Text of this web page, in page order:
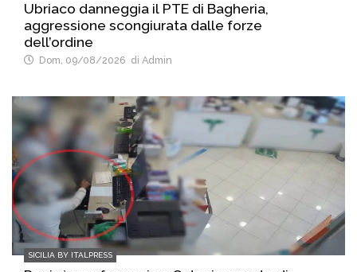
Ubriaco danneggia il PTE di Bagheria,
aggressione scongiurata dalle forze
dell’ordine
Dom, 09/08/2026 di Admin
SICILIA BY ITALPRESS